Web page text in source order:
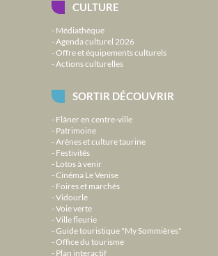
CULTURE
Médiathèque
Agenda culturel 2026
Offre et équipements culturels
Actions culturelles
SORTIR DÉCOUVRIR
Flâner en centre-ville
Patrimoine
Arènes et culture taurine
Festivités
Lotos à venir
Cinéma Le Venise
Foires et marchés
Vidourle
Voie verte
Ville fleurie
Guide touristique "My Sommières"
Office du tourisme
Plan interactif